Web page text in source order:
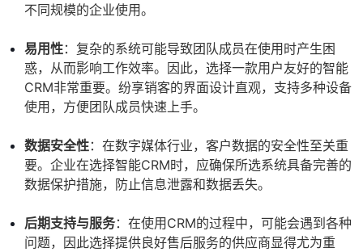
不同规模的企业使用。
易用性：复杂的系统可能导致团队成员在使用时产生困
惑，从而影响工作效率。因此，选择一款用户友好的智能
CRM非常重要。纷享销客的界面设计直观，支持多种设备
使用，方便团队成员快速上手。
数据安全性：在数字媒体行业，客户数据的安全性至关重
要。企业在选择智能CRM时，应确保所选系统具备完善的
数据保护措施，防止信息泄露和数据丢失。
后期支持与服务：在使用CRM的过程中，可能会遇到各种
问题，因此选择提供良好售后服务的供应商显得尤为重